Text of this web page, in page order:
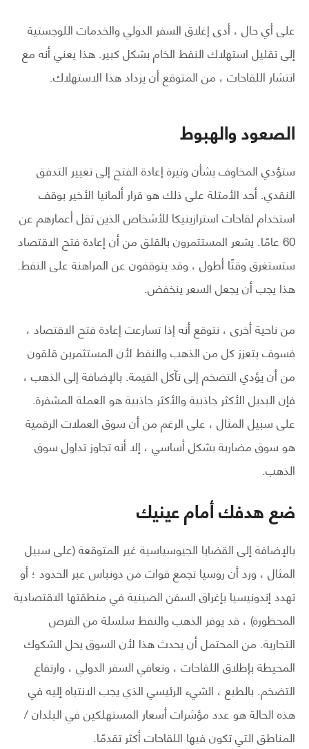
على أي حال ، أدى إغلاق السفر الدولي والخدمات اللوجستية
إلى تقليل استهلاك النفط الخام بشكل كبير. هذا يعني أنه مع
انتشار اللقاحات ، من المتوقع أن يزداد هذا الاستهلاك.
الصعود والهبوط
ستؤدي المخاوف بشأن وتيرة إعادة الفتح إلى تغيير التدفق
النقدي. أحد الأمثلة على ذلك هو قرار ألمانيا الأخير بوقف
استخدام لقاحات استرازينيكا للأشخاص الذين تقل أعمارهم عن
60 عامًا. يشعر المستثمرون بالقلق من أن إعادة فتح الاقتصاد
ستستغرق وقتًا أطول ، وقد يتوقفون عن المراهنة على النفط.
هذا يجب أن يجعل السعر ينخفض.
من ناحية أخرى ، نتوقع أنه إذا تسارعت إعادة فتح الاقتصاد ،
فسوف يتعزز كل من الذهب والنفط لأن المستثمرين قلقون
من أن يؤدي التضخم إلى تآكل القيمة. بالإضافة إلى الذهب ،
فإن البديل الأكثر جاذبية والأكثر جاذبية هو العملة المشفرة.
على سبيل المثال ، على الرغم من أن سوق العملات الرقمية
هو سوق مضاربة بشكل أساسي ، إلا أنه تجاوز تداول سوق
الذهب.
ضع هدفك أمام عينيك
بالإضافة إلى القضايا الجيوسياسية غير المتوقعة (على سبيل
المثال ، ورد أن روسيا تجمع قوات من دونباس عبر الحدود ؛ أو
تهدد إندونيسيا بإغراق السفن الصينية في منطقتها الاقتصادية
المحظورة) ، قد يوفر الذهب والنفط سلسلة من الفرص
التجارية. من المحتمل أن يحدث هذا لأن السوق يحل الشكوك
المحيطة بإطلاق اللقاحات ، وتعافي السفر الدولي ، وارتفاع
التضخم. بالطبع ، الشيء الرئيسي الذي يجب الانتباه إليه في
هذه الحالة هو عدد مؤشرات أسعار المستهلكين في البلدان /
المناطق التي تكون فيها اللقاحات أكثر تقدمًا.